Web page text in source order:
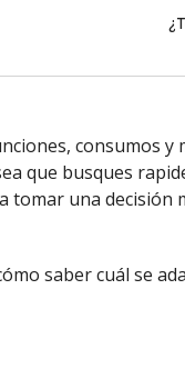
consumos y
que busques
tomar una decisión
saber cuál se